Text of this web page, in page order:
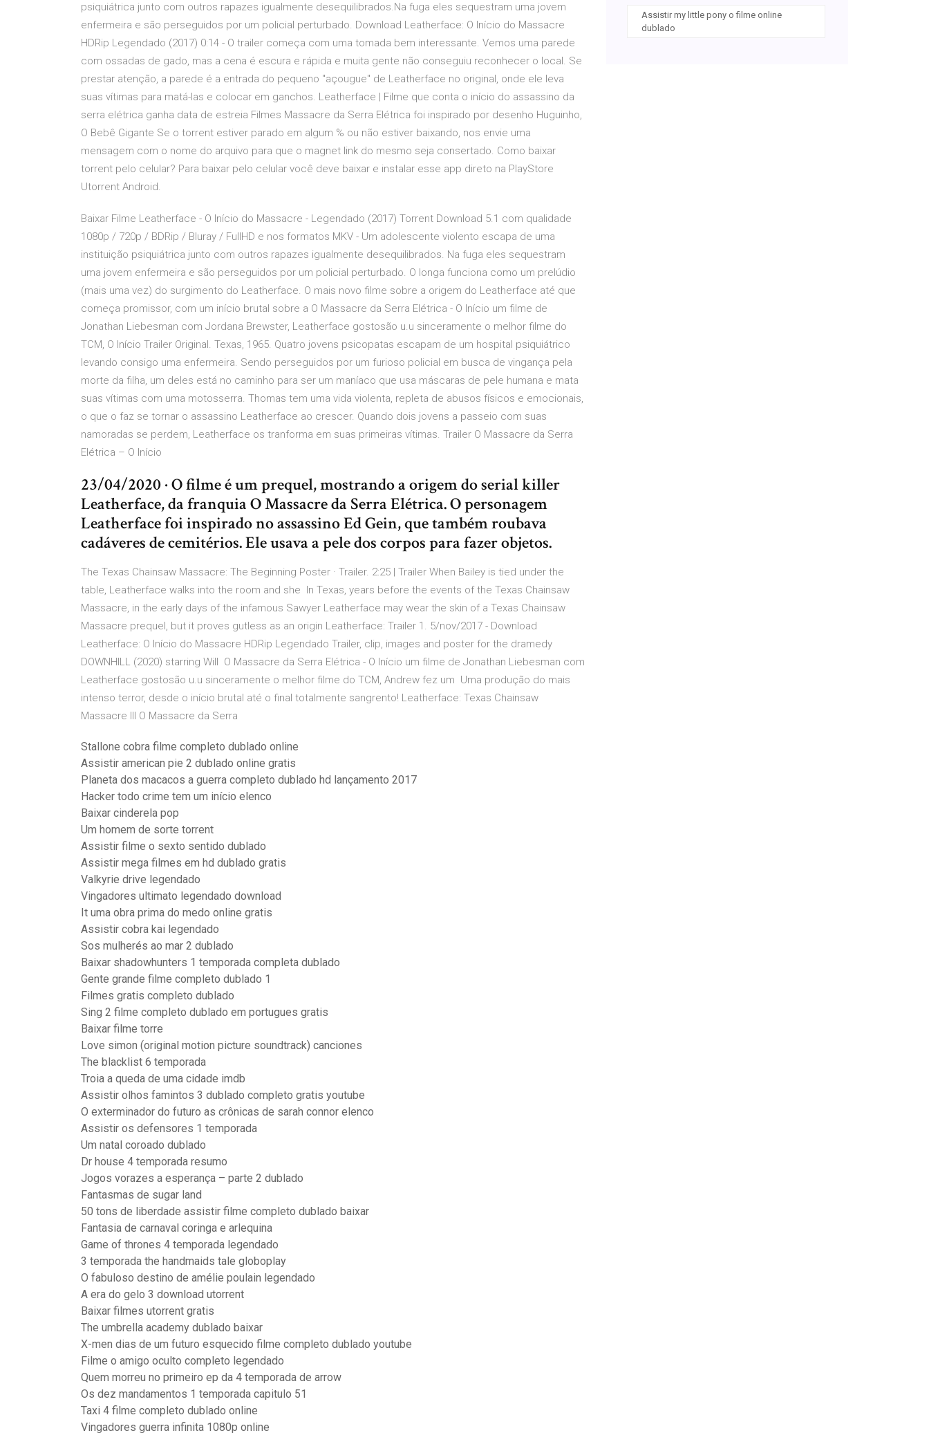
psiquiátrica junto com outros rapazes igualmente desequilibrados.Na fuga eles sequestram uma jovem
enfermeira e são perseguidos por um policial perturbado. Download Leatherface: O Início do Massacre
HDRip Legendado (2017) 0:14 - O trailer começa com uma tomada bem interessante. Vemos uma parede
com ossadas de gado, mas a cena é escura e rápida e muita gente não conseguiu reconhecer o local. Se
prestar atenção, a parede é a entrada do pequeno "açougue" de Leatherface no original, onde ele leva
suas vítimas para matá-las e colocar em ganchos. Leatherface | Filme que conta o início do assassino da
serra elétrica ganha data de estreia Filmes Massacre da Serra Elétrica foi inspirado por desenho Huguinho,
O Bebê Gigante Se o torrent estiver parado em algum % ou não estiver baixando, nos envie uma
mensagem com o nome do arquivo para que o magnet link do mesmo seja consertado. Como baixar
torrent pelo celular? Para baixar pelo celular você deve baixar e instalar esse app direto na PlayStore
Utorrent Android.
Baixar Filme Leatherface - O Início do Massacre - Legendado (2017) Torrent Download 5.1 com qualidade
1080p / 720p / BDRip / Bluray / FullHD e nos formatos MKV - Um adolescente violento escapa de uma
instituição psiquiátrica junto com outros rapazes igualmente desequilibrados. Na fuga eles sequestram
uma jovem enfermeira e são perseguidos por um policial perturbado. O longa funciona como um prelúdio
(mais uma vez) do surgimento do Leatherface. O mais novo filme sobre a origem do Leatherface até que
começa promissor, com um início brutal sobre a O Massacre da Serra Elétrica - O Início um filme de
Jonathan Liebesman com Jordana Brewster, Leatherface gostosão u.u sinceramente o melhor filme do
TCM, O Início Trailer Original. Texas, 1965. Quatro jovens psicopatas escapam de um hospital psiquiátrico
levando consigo uma enfermeira. Sendo perseguidos por um furioso policial em busca de vingança pela
morte da filha, um deles está no caminho para ser um maníaco que usa máscaras de pele humana e mata
suas vítimas com uma motosserra. Thomas tem uma vida violenta, repleta de abusos físicos e emocionais,
o que o faz se tornar o assassino Leatherface ao crescer. Quando dois jovens a passeio com suas
namoradas se perdem, Leatherface os tranforma em suas primeiras vítimas. Trailer O Massacre da Serra
Elétrica – O Início
23/04/2020 · O filme é um prequel, mostrando a origem do serial killer
Leatherface, da franquia O Massacre da Serra Elétrica. O personagem
Leatherface foi inspirado no assassino Ed Gein, que também roubava
cadáveres de cemitérios. Ele usava a pele dos corpos para fazer objetos.
The Texas Chainsaw Massacre: The Beginning Poster · Trailer. 2:25 | Trailer When Bailey is tied under the
table, Leatherface walks into the room and she In Texas, years before the events of the Texas Chainsaw
Massacre, in the early days of the infamous Sawyer Leatherface may wear the skin of a Texas Chainsaw
Massacre prequel, but it proves gutless as an origin Leatherface: Trailer 1. 5/nov/2017 - Download
Leatherface: O Início do Massacre HDRip Legendado Trailer, clip, images and poster for the dramedy
DOWNHILL (2020) starring Will O Massacre da Serra Elétrica - O Início um filme de Jonathan Liebesman com
Leatherface gostosão u.u sinceramente o melhor filme do TCM, Andrew fez um Uma produção do mais
intenso terror, desde o início brutal até o final totalmente sangrento! Leatherface: Texas Chainsaw
Massacre III O Massacre da Serra
Stallone cobra filme completo dublado online
Assistir american pie 2 dublado online gratis
Planeta dos macacos a guerra completo dublado hd lançamento 2017
Hacker todo crime tem um início elenco
Baixar cinderela pop
Um homem de sorte torrent
Assistir filme o sexto sentido dublado
Assistir mega filmes em hd dublado gratis
Valkyrie drive legendado
Vingadores ultimato legendado download
It uma obra prima do medo online gratis
Assistir cobra kai legendado
Sos mulherés ao mar 2 dublado
Baixar shadowhunters 1 temporada completa dublado
Gente grande filme completo dublado 1
Filmes gratis completo dublado
Sing 2 filme completo dublado em portugues gratis
Baixar filme torre
Love simon (original motion picture soundtrack) canciones
The blacklist 6 temporada
Troia a queda de uma cidade imdb
Assistir olhos famintos 3 dublado completo gratis youtube
O exterminador do futuro as crônicas de sarah connor elenco
Assistir os defensores 1 temporada
Um natal coroado dublado
Dr house 4 temporada resumo
Jogos vorazes a esperança – parte 2 dublado
Fantasmas de sugar land
50 tons de liberdade assistir filme completo dublado baixar
Fantasia de carnaval coringa e arlequina
Game of thrones 4 temporada legendado
3 temporada the handmaids tale globoplay
O fabuloso destino de amélie poulain legendado
A era do gelo 3 download utorrent
Baixar filmes utorrent gratis
The umbrella academy dublado baixar
X-men dias de um futuro esquecido filme completo dublado youtube
Filme o amigo oculto completo legendado
Quem morreu no primeiro ep da 4 temporada de arrow
Os dez mandamentos 1 temporada capitulo 51
Taxi 4 filme completo dublado online
Vingadores guerra infinita 1080p online
Assistir my little pony o filme online
dublado